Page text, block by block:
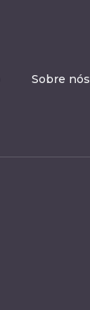
Sobre nós